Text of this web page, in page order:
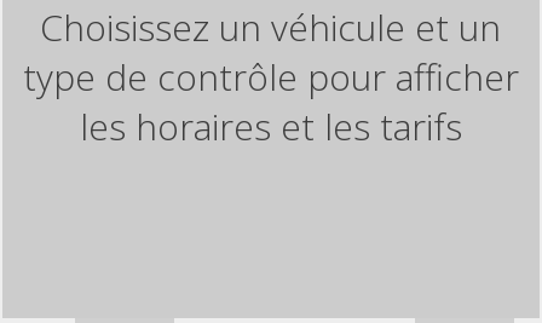
Choisissez un véhicule et un
type de contrôle pour afficher
les horaires et les tarifs